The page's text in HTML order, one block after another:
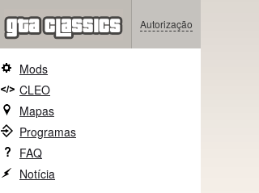
Autorização
Mods
CLEO
Mapas
Programas
FAQ
Notícia